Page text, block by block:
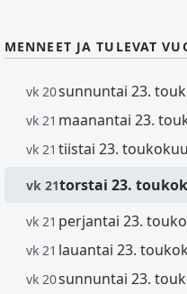
MENNEET JA TULEVAT
vk 20sunnuntai 23.
vk 21 maanantai 23.
vk 21 tiistai 23.
vk 21torstai 23.
vk 21 perjantai 23.
vk 21 lauantai 23.
vk 20sunnuntai 23.